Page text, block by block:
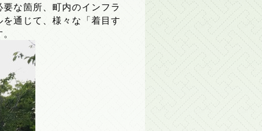
な箇所、町内のインフラ
通じて、様々な「着目す